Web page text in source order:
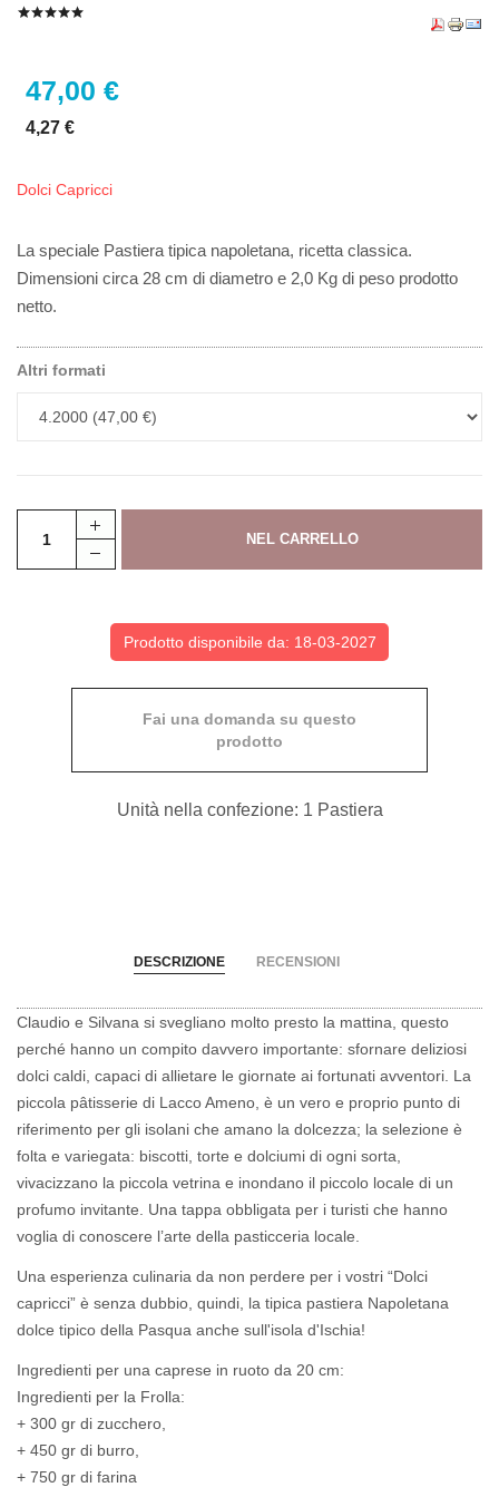
47,00 €
4,27 €
Dolci Capricci
La speciale Pastiera tipica napoletana, ricetta classica.
Dimensioni circa 28 cm di diametro e 2,0 Kg di peso prodotto
netto.
Altri formati
Prodotto disponibile da: 18-03-2027
Fai una domanda su questo
prodotto
Unità nella confezione: 1 Pastiera
DESCRIZIONE RECENSIONI
Claudio e Silvana si svegliano molto presto la mattina, questo
perché hanno un compito davvero importante: sfornare deliziosi
dolci caldi, capaci di allietare le giornate ai fortunati avventori. La
piccola pâtisserie di Lacco Ameno, è un vero e proprio punto di
riferimento per gli isolani che amano la dolcezza; la selezione è
folta e variegata: biscotti, torte e dolciumi di ogni sorta,
vivacizzano la piccola vetrina e inondano il piccolo locale di un
profumo invitante. Una tappa obbligata per i turisti che hanno
voglia di conoscere l’arte della pasticceria locale.
Una esperienza culinaria da non perdere per i vostri “Dolci
capricci” è senza dubbio, quindi, la tipica pastiera Napoletana
dolce tipico della Pasqua anche sull'isola d'Ischia!
Ingredienti per una caprese in ruoto da 20 cm:
Ingredienti per la Frolla:
+ 300 gr di zucchero,
+ 450 gr di burro,
+ 750 gr di farina